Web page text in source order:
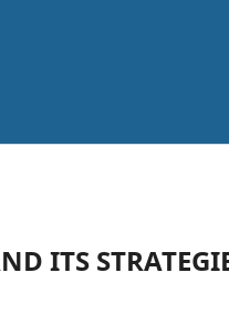
ITS